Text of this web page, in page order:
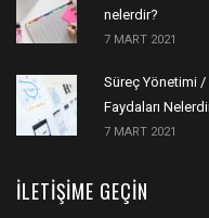
nelerdir?
7 MART 2021
Süreç Yönetimi /
Faydaları
7 MART 2021
İLETIŞIME GEÇIN